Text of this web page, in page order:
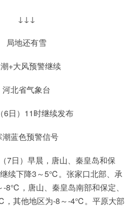
↓↓↓
局地还有雪
+大风预警继续
河北省气象台
6日）11时继续发布
潮蓝色预警信号
7日）早晨，唐山、秦皇岛和保
续下降3～5℃。张家口北部、承
8℃，唐山、秦皇岛南部和保定、
，其他地区为-8～-4℃。平原大部